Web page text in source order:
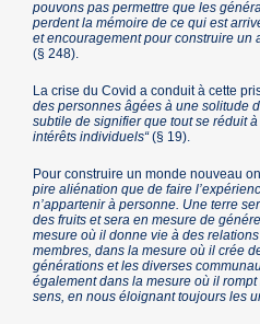
pouvons pas permettre que les
perdent la mémoire de ce qui est
et encouragement pour construire un
(§ 248).
La crise du Covid a conduit à cette
des personnes âgées à une solitude
subtile de signifier que tout se réduit
intérêts individuels“(§ 19).
Pour construire un monde nouveau
pire aliénation que de faire
n’appartenir à personne. Une terre
des fruits et sera en mesure de
mesure où il donne vie à des
membres, dans la mesure où il crée
générations et les diverses
également dans la mesure où il
sens, en nous éloignant toujours les